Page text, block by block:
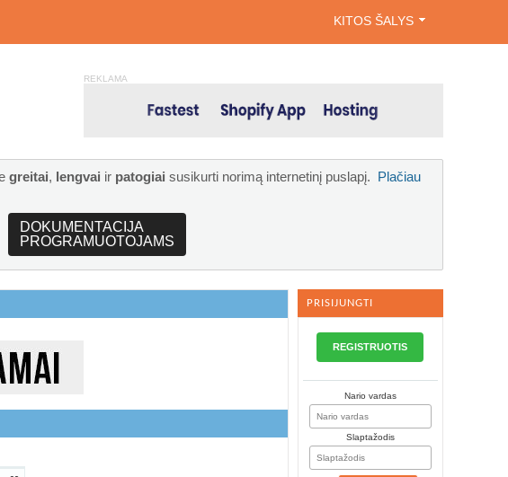
KITOS ŠALYS
REKLAMA
greitai, lengvai ir patogiai susikurti norimą internetinį puslapį. Plačiau
DOKUMENTACIJA
PROGRAMUOTOJAMS
PRISIJUNGTI
REGISTRUOTIS
Nario vardas
Slaptažodis